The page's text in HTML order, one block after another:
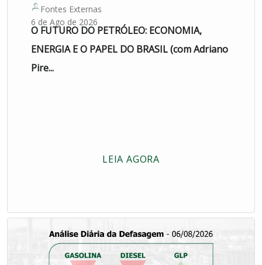
Fontes Externas
6 de Ago de 2026
O FUTURO DO PETRÓLEO: ECONOMIA,
ENERGIA E O PAPEL DO BRASIL (com Adriano
Pire...
LEIA AGORA